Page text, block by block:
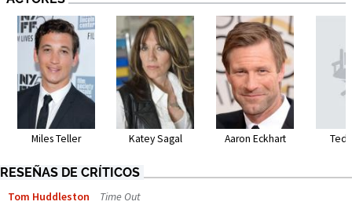
Miles Teller Katey Sagal Aaron Eckhart Ted
RESEÑAS DE CRÍTICOS
Tom Huddleston Time Out